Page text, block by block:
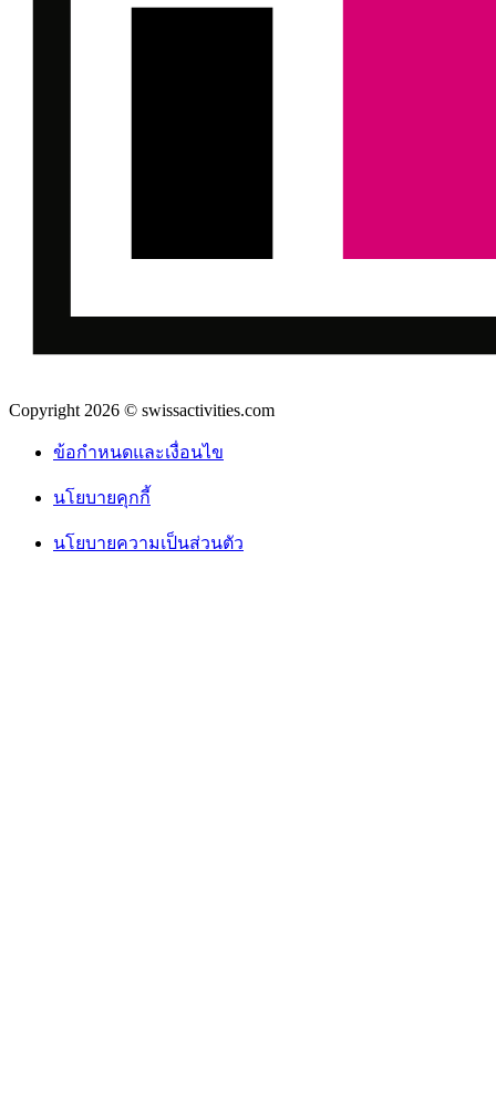
Copyright 2026 © swissactivities.com
ข้อกำหนดและเงื่อนไข
นโยบายคุกกี้
นโยบายความเป็นส่วนตัว